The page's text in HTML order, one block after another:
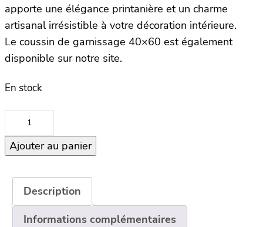
apporte une élégance printanière et un charme
artisanal irrésistible à votre décoration intérieure.
Le coussin de garnissage 40×60 est également
disponible sur notre site.
En stock
quantité
Housse
coussin
40×60
–
CHIARA
Ajouter au panier
Description
Informations complémentaires